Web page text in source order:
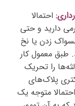
احتمالا
دارید و حتی
زدن یا نخ
طبق معمول کار
را تحریک
پلاک‌های
متوجه یک